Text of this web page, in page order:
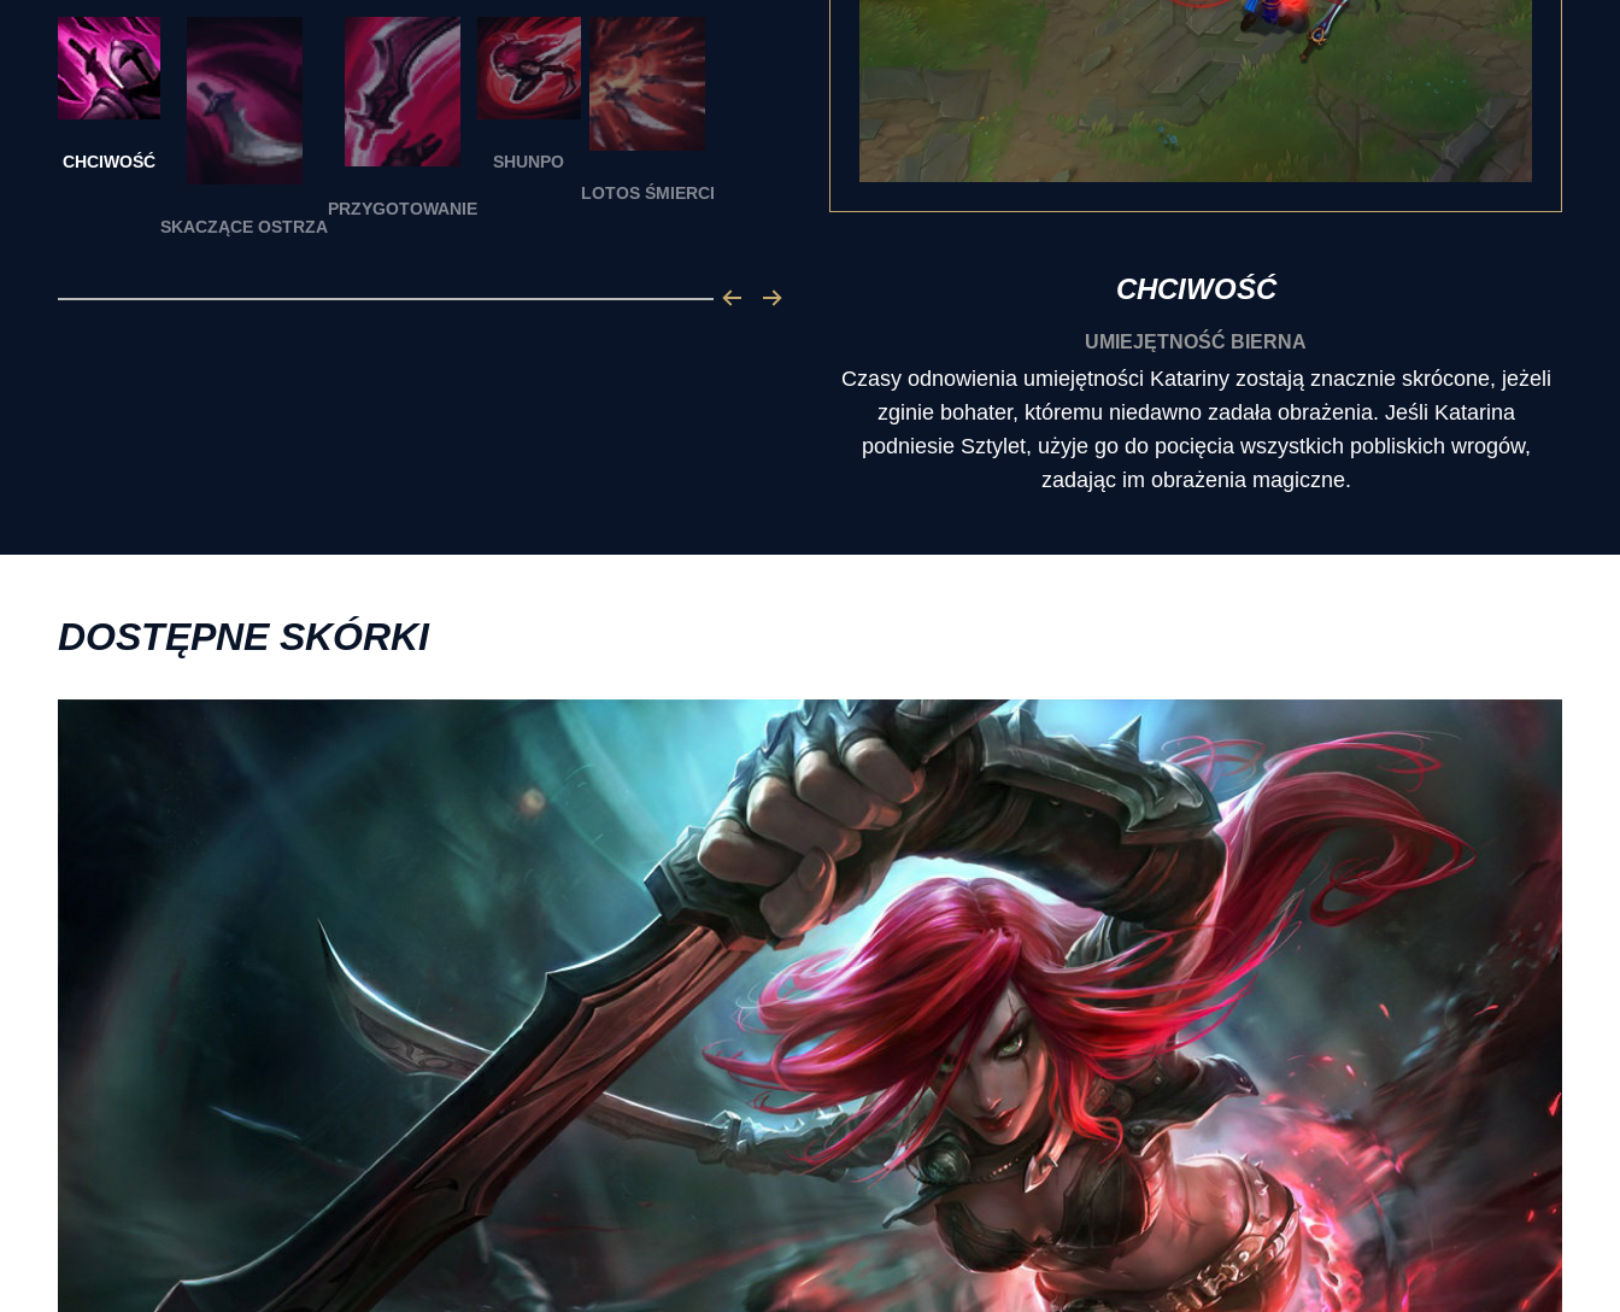
CHCIWOŚĆ
SKACZĄCE OSTRZA
PRZYGOTOWANIE
SHUNPO
LOTOS ŚMIERCI
CHCIWOŚĆ
UMIEJĘTNOŚĆ BIERNA
Czasy odnowienia umiejętności Katariny zostają znacznie skrócone, jeżeli
zginie bohater, któremu niedawno zadała obrażenia. Jeśli Katarina
podniesie Sztylet, użyje go do pocięcia wszystkich pobliskich wrogów,
zadając im obrażenia magiczne.
DOSTĘPNE SKÓRKI